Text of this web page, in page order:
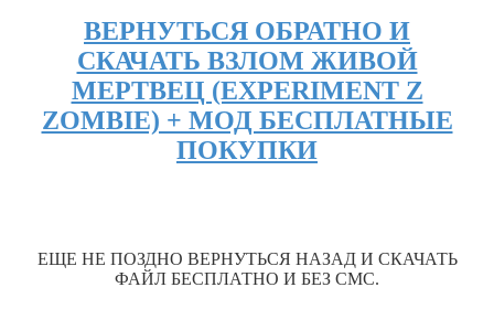
ВЕРНУТЬСЯ ОБРАТНО И
СКАЧАТЬ ВЗЛОМ ЖИВОЙ
МЕРТВЕЦ (EXPERIMENT Z
ZOMBIE) + МОД БЕСПЛАТНЫЕ
ПОКУПКИ
ЕЩЕ НЕ ПОЗДНО ВЕРНУТЬСЯ НАЗАД И СКАЧАТЬ
ФАЙЛ БЕСПЛАТНО И БЕЗ СМС.